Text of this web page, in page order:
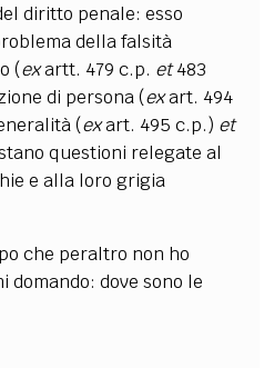
diritto penale: esso
della falsità
(exartt. 479 c.p. et483
di persona (exart. 494
(exart. 495 c.p.) et
questioni relegate al
e alla loro grigia
che peraltro non ho
domando: dove sono le